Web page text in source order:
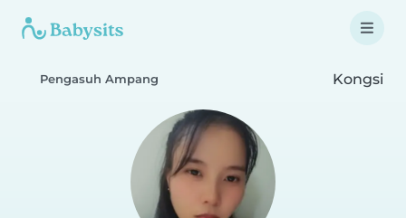
Pengasuh Ampang Kongsi